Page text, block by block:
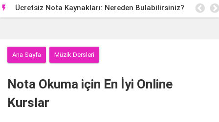
 Ücretsiz Nota Kaynakları: Nereden Bulabilirsiniz?
Ana Sayfa Müzik Dersleri
Nota Okuma için En İyi Online
Kurslar